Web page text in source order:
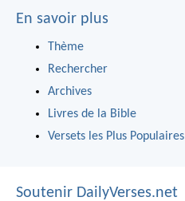
En savoir plus
Thème
Rechercher
Archives
Livres de la Bible
Versets les Plus Populaires
Soutenir DailyVerses.net